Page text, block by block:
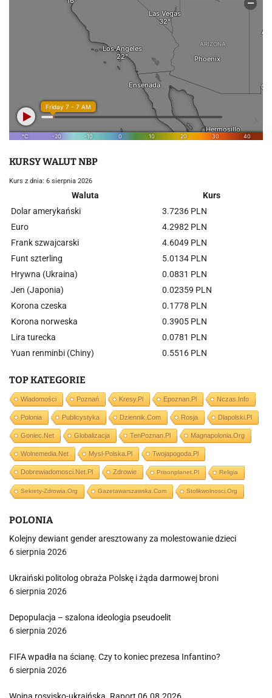
KURSY WALUT NBP
Kurs z dnia: 6 sierpnia 2026
Waluta
Kurs
Dolar amerykański
3.7236 PLN
Euro
4.2982 PLN
Frank szwajcarski
4.6049 PLN
Funt szterling
5.0134 PLN
Hrywna (Ukraina)
0.0831 PLN
Jen (Japonia)
0.02359 PLN
Korona czeska
0.1778 PLN
Korona norweska
0.3905 PLN
Lira turecka
0.0781 PLN
Yuan renminbi (Chiny)
0.5516 PLN
TOP KATEGORIE
Wiadomości Poznań Kresy.pl Epoznan.pl Nczas.info
Polonia Publicystyka Dziennik.com Rosja Dlapolski.pl
Goniec.net Globalizacja TenPoznan.pl Magnapolonia.org
Wolnemedia.net Mysl-Polska.pl Twojapogoda.pl
Dobrewiadomosci.net.pl Zdrowie Prisonplanet.pl Religia
Sekrety-Zdrowia.org Gazetawarszawska.com Stolikwolnosci.org
POLONIA
Kolejny dewiant gender aresztowany za molestowanie dzieci
6 sierpnia 2026
Ukraiński politolog obraża Polskę i żąda darmowej broni
6 sierpnia 2026
Depopulacja – szalona ideologia pseudoelit
6 sierpnia 2026
FIFA wpadła na ścianę. Czy to koniec prezesa Infantino?
6 sierpnia 2026